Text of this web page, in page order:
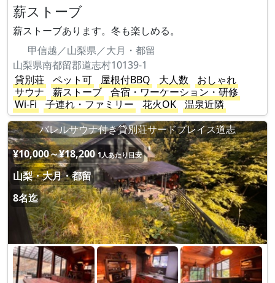
薪ストーブ
薪ストーブあります。冬も楽しめる。
甲信越／山梨県／大月・都留
山梨県南都留郡道志村10139-1
貸別荘
ペット可 屋根付BBQ 大人数
おしゃれ
サウナ
薪ストーブ
合宿・ワーケーション・研修
Wi-Fi
子連れ・ファミリー 花火OK
温泉近隣
バレルサウナ付き貸別荘サードプレイス道志
¥10,000～¥18,200 1人あたり目安
山梨・大月・都留
8名迄